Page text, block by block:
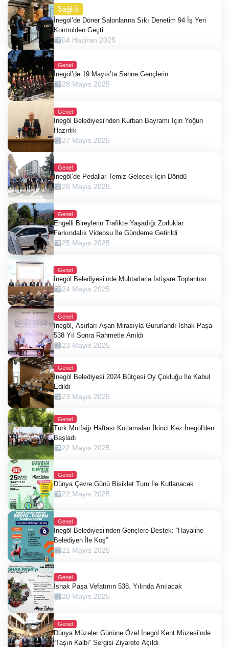
Sağlık
İnegöl’de Döner Salonlarına Sıkı Denetim 94 İş Yeri
Kontrolden Geçti
04 Haziran 2025
Genel
İnegöl’de 19 Mayıs’ta Sahne Gençlerin
28 Mayıs 2025
Genel
İnegöl Belediyesi'nden Kurban Bayramı İçin Yoğun
Hazırlık
27 Mayıs 2025
Genel
İnegöl’de Pedallar Temiz Gelecek İçin Döndü
26 Mayıs 2025
Genel
Engelli Bireylerin Trafikte Yaşadığı Zorluklar
Farkındalık Videosu İle Gündeme Getirildi
25 Mayıs 2025
Genel
İnegöl Belediyesi’nde Muhtarlarla İstişare Toplantısı
24 Mayıs 2025
Genel
İnegöl, Asırları Aşan Mirasıyla Gururlandı İshak Paşa
538 Yıl Sonra Rahmetle Anıldı
23 Mayıs 2025
Genel
İnegöl Belediyesi 2024 Bütçesi Oy Çokluğu İle Kabul
Edildi
23 Mayıs 2025
Genel
Türk Mutfağı Haftası Kutlamaları İkinci Kez İnegöl'den
Başladı
22 Mayıs 2025
Genel
Dünya Çevre Günü Bisiklet Turu İle Kutlanacak
22 Mayıs 2025
Genel
İnegöl Belediyesi’nden Gençlere Destek: “Hayaline
Belediyen İle Koş”
21 Mayıs 2025
Genel
İshak Paşa Vefatının 538. Yılında Anılacak
20 Mayıs 2025
Genel
Dünya Müzeler Gününe Özel İnegöl Kent Müzesi’nde
“Taşın Kalbi” Sergisi Ziyarete Açıldı